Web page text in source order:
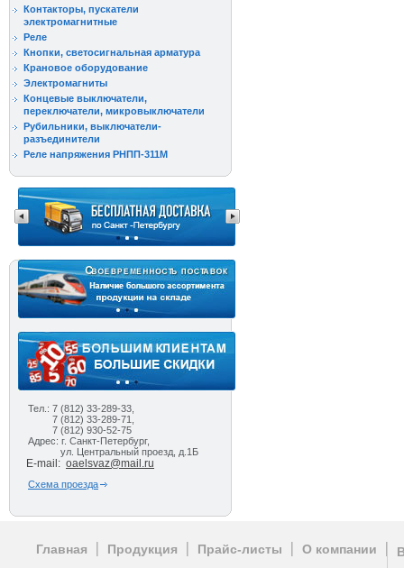
Контакторы, пускатели
электромагнитные
Реле
Кнопки, светосигнальная арматура
Крановое оборудование
Электромагниты
Концевые выключатели,
переключатели, микровыключатели
Рубильники, выключатели-
разъединители
Реле напряжения РНПП-311М
Тел.: 7 (812) 33-289-33,
7 (812) 33-289-71,
7 (812) 930-52-75
Адрес: г. Санкт-Петербург,
ул. Центральный проезд, д.1Б
E-mail: oaelsvaz@mail.ru
Схема проезда
Главная Продукция Прайс-листы О компании